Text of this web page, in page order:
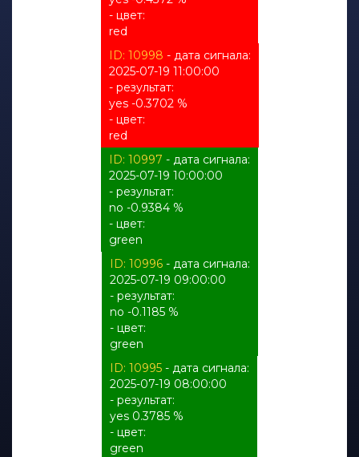
- цвет:
red
ID: 10998 - дата сигнала:
2025-07-19 11:00:00
- результат:
yes -0.3702 %
- цвет:
red
ID: 10997 - дата сигнала:
2025-07-19 10:00:00
- результат:
no -0.9384 %
- цвет:
green
ID: 10996- дата сигнала:
2025-07-19 09:00:00
- результат:
no -0.1185 %
- цвет:
green
ID: 10995 - дата сигнала:
2025-07-19 08:00:00
- результат:
yes 0.3785 %
- цвет:
green